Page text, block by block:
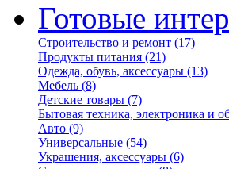
Готовые
Строительство и ремонт (17)
Продукты питания (21)
Одежда, обувь, аксессуары (13)
Мебель (8)
Детские товары (7)
Бытовая техника, электроника и
Авто (9)
Универсальные (54)
Украшения, аксессуары (6)